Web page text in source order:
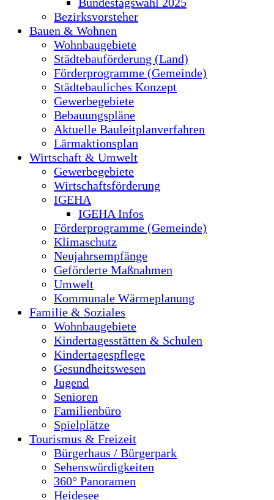
Bezirksvorsteher
Bauen & Wohnen
Wohnbaugebiete
Städtebauförderung (Land)
Förderprogramme (Gemeinde)
Städtebauliches Konzept
Gewerbegebiete
Bebauungspläne
Aktuelle Bauleitplanverfahren
Lärmaktionsplan
Wirtschaft & Umwelt
Gewerbegebiete
Wirtschaftsförderung
IGEHA
IGEHA Infos
Förderprogramme (Gemeinde)
Klimaschutz
Neujahrsempfänge
Geförderte Maßnahmen
Umwelt
Kommunale Wärmeplanung
Familie & Soziales
Wohnbaugebiete
Kindertagesstätten & Schulen
Kindertagespflege
Gesundheitswesen
Jugend
Senioren
Familienbüro
Spielplätze
Tourismus & Freizeit
Bürgerhaus / Bürgerpark
Sehenswürdigkeiten
360° Panoramen
Heidesee